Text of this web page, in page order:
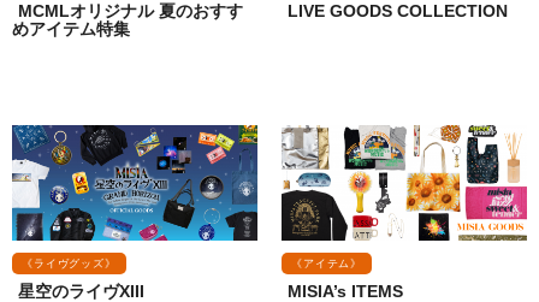
MCMLオリジナル 夏のおすす
めアイテム特集
LIVE GOODS COLLECTION
《ライヴグッズ》
星空のライヴXIII
《アイテム》
MISIA’s ITEMS